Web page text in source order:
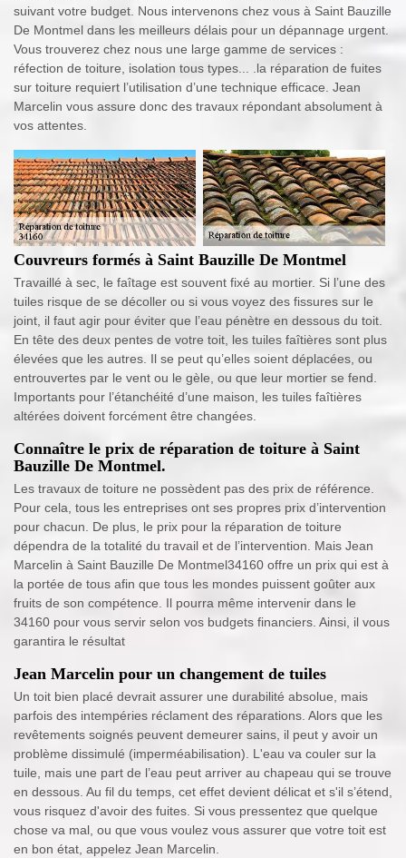
suivant votre budget. Nous intervenons chez vous à Saint Bauzille
De Montmel dans les meilleurs délais pour un dépannage urgent.
Vous trouverez chez nous une large gamme de services :
réfection de toiture, isolation tous types... .la réparation de fuites
sur toiture requiert l’utilisation d’une technique efficace. Jean
Marcelin vous assure donc des travaux répondant absolument à
vos attentes.
Couvreurs formés à Saint Bauzille De Montmel
Travaillé à sec, le faîtage est souvent fixé au mortier. Si l’une des
tuiles risque de se décoller ou si vous voyez des fissures sur le
joint, il faut agir pour éviter que l’eau pénètre en dessous du toit.
En tête des deux pentes de votre toit, les tuiles faîtières sont plus
élevées que les autres. Il se peut qu’elles soient déplacées, ou
entrouvertes par le vent ou le gèle, ou que leur mortier se fend.
Importants pour l’étanchéité d’une maison, les tuiles faîtières
altérées doivent forcément être changées.
Connaître le prix de réparation de toiture à Saint
Bauzille De Montmel.
Les travaux de toiture ne possèdent pas des prix de référence.
Pour cela, tous les entreprises ont ses propres prix d’intervention
pour chacun. De plus, le prix pour la réparation de toiture
dépendra de la totalité du travail et de l’intervention. Mais Jean
Marcelin à Saint Bauzille De Montmel34160 offre un prix qui est à
la portée de tous afin que tous les mondes puissent goûter aux
fruits de son compétence. Il pourra même intervenir dans le
34160 pour vous servir selon vos budgets financiers. Ainsi, il vous
garantira le résultat
Jean Marcelin pour un changement de tuiles
Un toit bien placé devrait assurer une durabilité absolue, mais
parfois des intempéries réclament des réparations. Alors que les
revêtements soignés peuvent demeurer sains, il peut y avoir un
problème dissimulé (imperméabilisation). L'eau va couler sur la
tuile, mais une part de l’eau peut arriver au chapeau qui se trouve
en dessous. Au fil du temps, cet effet devient délicat et s'il s’étend,
vous risquez d'avoir des fuites. Si vous pressentez que quelque
chose va mal, ou que vous voulez vous assurer que votre toit est
en bon état, appelez Jean Marcelin.